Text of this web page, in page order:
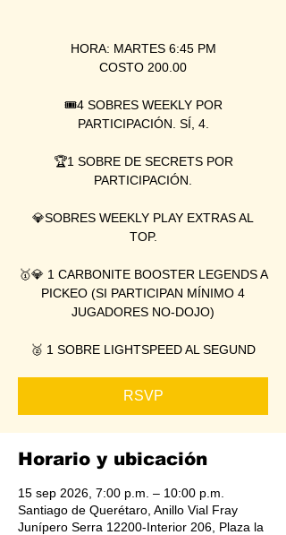
HORA: MARTES 6:45 PM
COSTO 200.00
🎟4 SOBRES WEEKLY POR
PARTICIPACIÓN. SÍ, 4.
🏆1 SOBRE DE SECRETS POR
PARTICIPACIÓN.
💎SOBRES WEEKLY PLAY EXTRAS AL
TOP.
🥇💎 1 CARBONITE BOOSTER LEGENDS A
PICKEO (SI PARTICIPAN MÍNIMO 4
JUGADORES NO-DOJO)
🥈 1 SOBRE LIGHTSPEED AL SEGUND
RSVP
Horario y ubicación
15 sep 2026, 7:00 p.m. – 10:00 p.m.
Santiago de Querétaro, Anillo Vial Fray
Junípero Serra 12200-Interior 206, Plaza la